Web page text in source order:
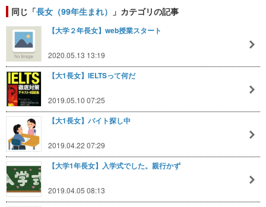
同じ「長女（99年生まれ） 」カテゴリの記事
【大学２年長女】web授業スタート
2020.05.13 13:19
【大1長女】IELTSって何だ
2019.05.10 07:25
【大1長女】バイト探し中
2019.04.22 07:29
【大学1年長女】入学式でした。親行かず
2019.04.05 08:13